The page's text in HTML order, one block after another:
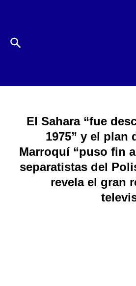
El Sahara “fue
1975” y el plan
Marroquí “puso fin
separatistas del
revela el gran